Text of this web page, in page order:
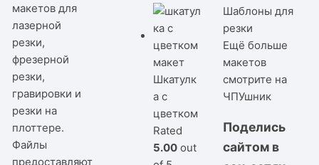
макетов для
лазерной
резки,
фрезерной
резки,
гравировки и
резки на
плоттере.
Файлы
предоставляют
Шкатулк
а с
цветком
Rated
5.00 out
Шаблоны для
резки
Ещё больше
макетов
смотрите на
ЧПУшник
Поделись
сайтом в